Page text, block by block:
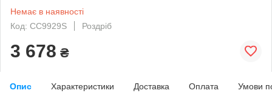
Немає в наявності
Код: CC9929S
Роздріб
3 678 ₴
Опис Характеристики Доставка Оплата Умови